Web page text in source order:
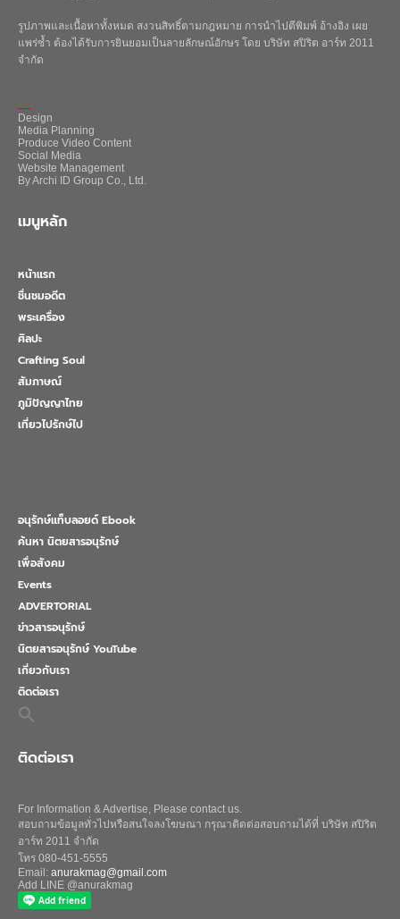
รูปภาพและเนื้อหาทั้งหมด สงวนสิทธิ์ตามกฎหมาย การนำไปตีพิมพ์ อ้างอิง เผย
แพร่ซ้ำ ต้องได้รับการยินยอมเป็นลายลักษณ์อักษร โดย บริษัท สปิริต อาร์ท 2011
จำกัด
Design
Media Planning
Produce Video Content
Social Media
Website Management
By Archi ID Group Co., Ltd.
เมนูหลัก
หน้าแรก
ชื่นชมอดีต
พระเครื่อง
ศิลปะ
Crafting Soul
สัมภาษณ์
ภูมิปัญญาไทย
เที่ยวไปรักษ์ไป
อนุรักษ์แท็บลอยด์ Ebook
ค้นหา นิตยสารอนุรักษ์
เพื่อสังคม
Events
ADVERTORIAL
ข่าวสารอนุรักษ์
นิตยสารอนุรักษ์ YouTube
เกี่ยวกับเรา
ติดต่อเรา
Search
for:
ติดต่อเรา
For Information & Advertise, Please contact us.
สอบถามข้อมูลทั่วไปหรือสนใจลงโฆษณา กรุณาติดต่อสอบถามได้ที่ บริษัท สปิริต
อาร์ท 2011 จำกัด
โทร 080-451-5555
Email: anurakmag@gmail.com
Add LINE @anurakmag